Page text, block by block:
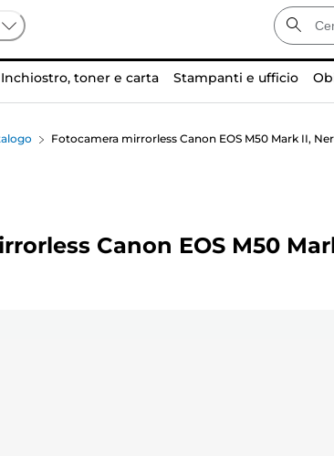
Inchiostro, toner e carta Stampanti e ufficio
Fotocamera mirrorless Canon EOS M50 Mark II,
Canon EOS M50